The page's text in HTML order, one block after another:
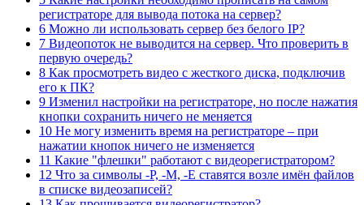
регистраторе для вывода потока на сервер?
6 Можно ли использовать сервер без белого IP?
7 Видеопоток не выводится на сервер. Что проверить в
первую очередь?
8 Как просмотреть видео с жесткого диска, подключив
его к ПК?
9 Изменил настройки на регистраторе, но после нажатия
кнопки сохранить ничего не меняется
10 Не могу изменить время на регистраторе – при
нажатии кнопок ничего не изменяется
11 Какие "флешки" работают с видеорегистратором?
12 Что за символы -P, -M, -E ставятся возле имён файлов
в списке видеозаписей?